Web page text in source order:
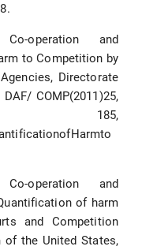
operation and
to Competition by
Directorate
COMP(2011)25,
operation and
of harm
and Competition
of the United States,